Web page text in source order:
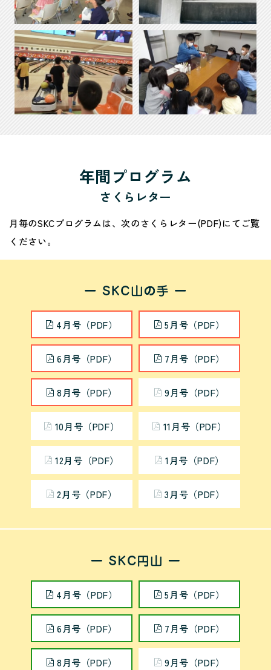
年間プログラム
さくらレター
月毎のSKCプログラムは、次のさくらレター(PDF)にてご覧
ください。
4月号（PDF） 5月号（PDF）
6月号（PDF） 7月号（PDF）
8月号（PDF） 9月号（PDF）
10月号（PDF） 11月号（PDF）
12月号（PDF） 1月号（PDF）
2月号（PDF） 3月号（PDF）
4月号（PDF） 5月号（PDF）
6月号（PDF） 7月号（PDF）
8月号（PDF） 9月号（PDF）